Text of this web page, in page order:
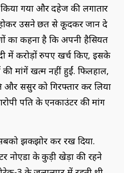
गया और दहेज की लगातार
उसने छत से कूदकर जान दे
का कहना है कि अपनी हैसियत
में करोड़ों रुपए खर्च किए, इसके
मांगें खत्म नहीं हुईं. फिलहाल,
और ससुर को गिरफ्तार कर लिया
पति के एनकाउंटर की मांग
झकझोर कर रख दिया.
नोएडा के कुड़ी खेड़ा की रहने